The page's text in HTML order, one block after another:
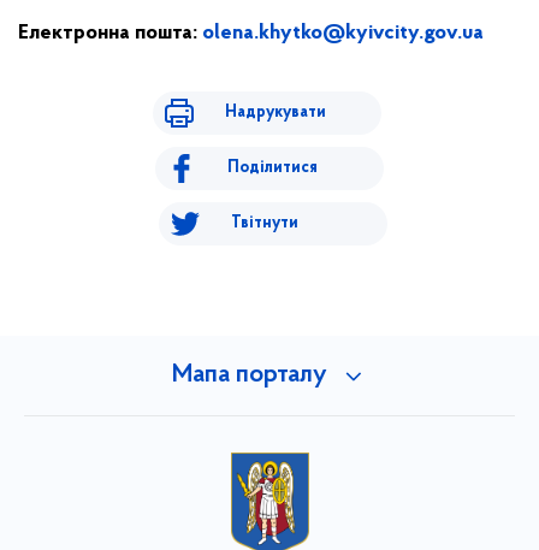
Електронна пошта: olena.khytko@kyivcity.gov.ua
Надрукувати
Поділитися
Твітнути
Мапа порталу